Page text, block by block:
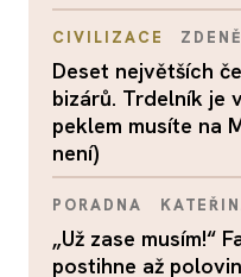
CIVILIZACE
Deset největších
bizárů. Trdelník je
peklem musíte na
není)
PORADNA
„Už zase musím!“
postihne až